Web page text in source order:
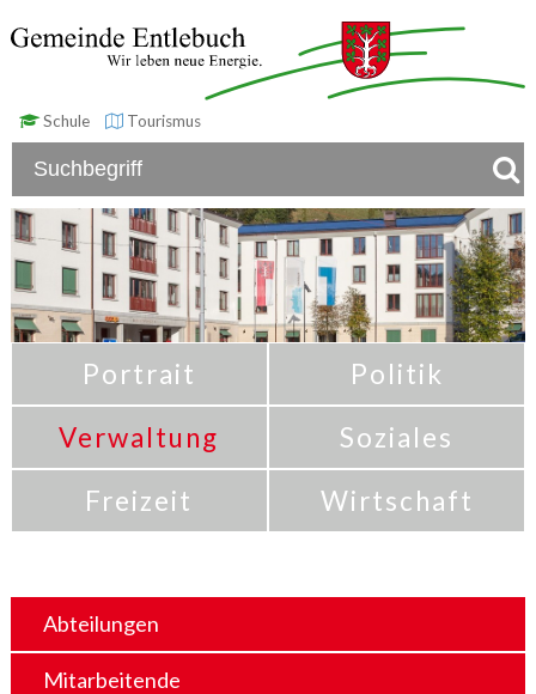
Schule Tourismus
Portrait
Politik
Verwaltung
Soziales
Freizeit
Wirtschaft
Abteilungen
Mitarbeitende